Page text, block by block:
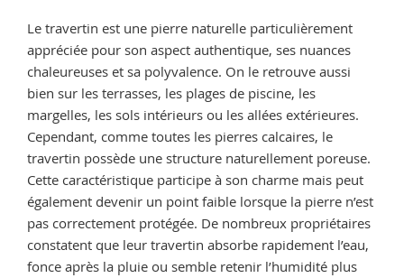
Le travertin est une pierre naturelle particulièrement
appréciée pour son aspect authentique, ses nuances
chaleureuses et sa polyvalence. On le retrouve aussi
bien sur les terrasses, les plages de piscine, les
margelles, les sols intérieurs ou les allées extérieures.
Cependant, comme toutes les pierres calcaires, le
travertin possède une structure naturellement poreuse.
Cette caractéristique participe à son charme mais peut
également devenir un point faible lorsque la pierre n’est
pas correctement protégée. De nombreux propriétaires
constatent que leur travertin absorbe rapidement l’eau,
fonce après la pluie ou semble retenir l’humidité plus